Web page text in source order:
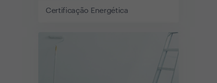
Certificação Energética